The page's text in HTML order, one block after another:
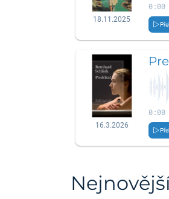
18.11.2025
0:00
16.3.2026
0:00